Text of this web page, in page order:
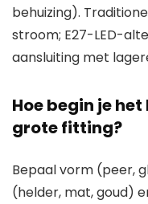
behuizing).
stroom; E27-LED-
aansluiting met
Hoe begin je
grote fitting?
Bepaal vorm (peer,
(helder, mat, goud)